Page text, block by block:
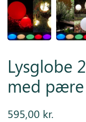
Lysglobe
med
595,00 kr.